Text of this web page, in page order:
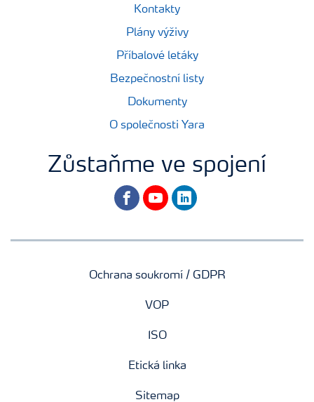
Kontakty
Plány výživy
Příbalové letáky
Bezpečnostní listy
Dokumenty
O společnosti Yara
Zůstaňme ve spojení
facebookyoutubelinkedin
Ochrana soukromí / GDPR
VOP
ISO
Etická linka
Sitemap